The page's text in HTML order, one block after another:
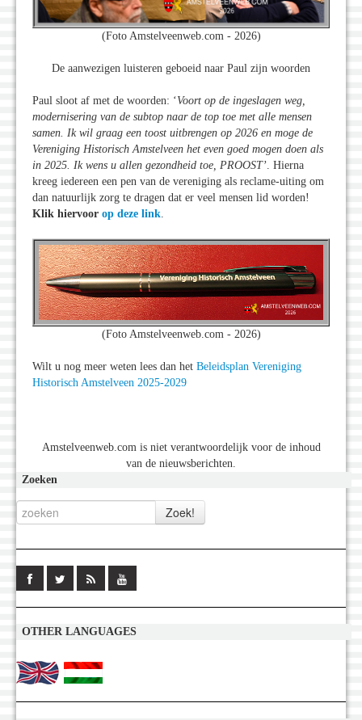
(Foto Amstelveenweb.com - 2026)
De aanwezigen luisteren geboeid naar Paul zijn woorden
Paul sloot af met de woorden: ‘Voort op de ingeslagen weg,
modernisering van de subtop naar de top toe met alle mensen
samen. Ik wil graag een toost uitbrengen op 2026 en moge de
Vereniging Historisch Amstelveen het even goed mogen doen als
in 2025. Ik wens u allen gezondheid toe, PROOST’. Hierna
kreeg iedereen een pen van de vereniging als reclame-uiting om
dan natuurlijk zorg te dragen dat er veel mensen lid worden!
Klik hiervoor op deze link.
(Foto Amstelveenweb.com - 2026)
Wilt u nog meer weten lees dan het Beleidsplan Vereniging
Historisch Amstelveen 2025-2029
Amstelveenweb.com is niet verantwoordelijk voor de inhoud
van de nieuwsberichten.
Zoeken
OTHER LANGUAGES